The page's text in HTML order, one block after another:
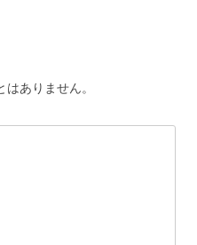
ありません。